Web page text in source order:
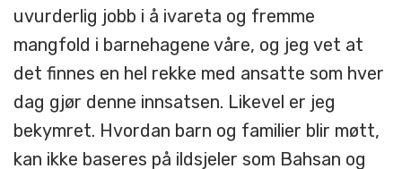
uvurderlig jobb i å ivareta og fremme
mangfold i barnehagene våre, og jeg vet at
det finnes en hel rekke med ansatte som hver
dag gjør denne innsatsen. Likevel er jeg
bekymret. Hvordan barn og familier blir møtt,
kan ikke baseres på ildsjeler som Bahsan og